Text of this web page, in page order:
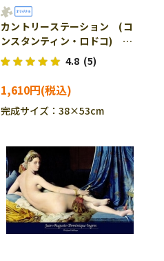
カントリーステーション (コ
ンスタンティン・ロドコ)
500ピース ジグソーパズル
EPO-79-424s
4.8 (5)
1,610円
完成サイズ：38×53cm